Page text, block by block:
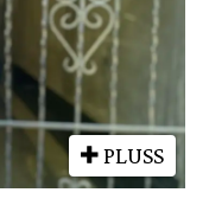
PLUSS